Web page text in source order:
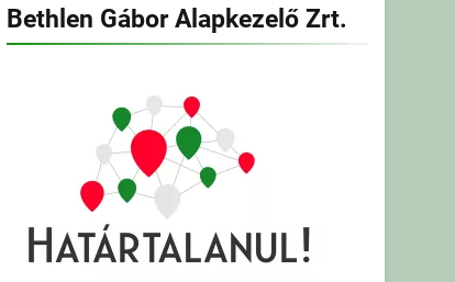
Bethlen Gábor Alapkezelő Zrt.